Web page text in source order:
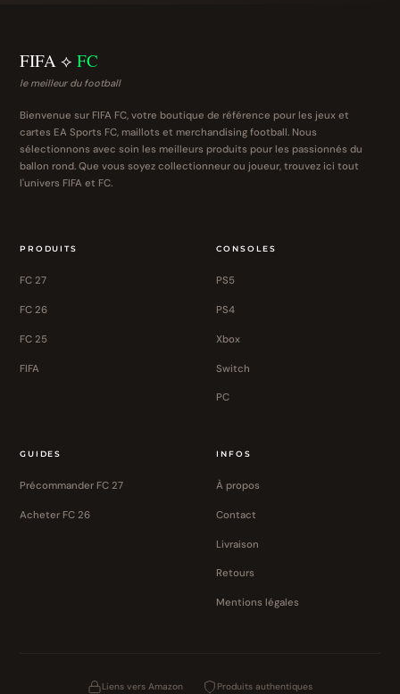
FIFA ⟡ FC
le meilleur du football
Bienvenue sur FIFA FC, votre boutique de référence pour les jeux et
cartes EA Sports FC, maillots et merchandising football. Nous
sélectionnons avec soin les meilleurs produits pour les passionnés du
ballon rond. Que vous soyez collectionneur ou joueur, trouvez ici tout
l'univers FIFA et FC.
PRODUITS
FC 27
FC 26
FC 25
FIFA
CONSOLES
PS5
PS4
Xbox
Switch
PC
GUIDES
Précommander FC 27
Acheter FC 26
INFOS
À propos
Contact
Livraison
Retours
Mentions légales
Liens vers Amazon Produits authentiques